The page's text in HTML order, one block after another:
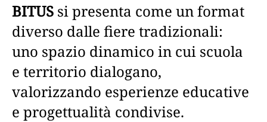
BITUS si presenta come un format
diverso dalle fiere tradizionali:
uno spazio dinamico in cui scuola
e territorio dialogano,
valorizzando esperienze educative
e progettualità condivise.